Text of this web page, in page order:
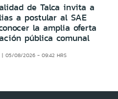
de Talca invita a
a postular al SAE
la amplia oferta
pública comunal
05/08/2026 - 09:42 HRS